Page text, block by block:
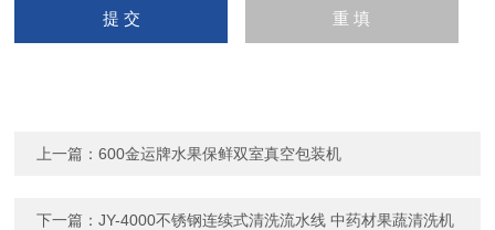
上一篇：600金运牌水果保鲜双室真空包装机
下一篇：JY-4000不锈钢连续式清洗流水线 中药材果蔬清洗机